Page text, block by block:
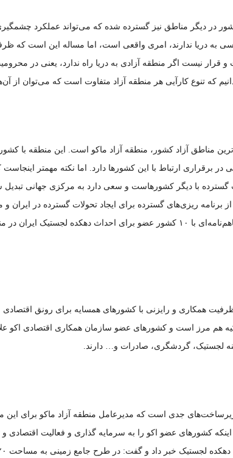
در دیگر مناطق نیز گسترده شده که می‌تواند عملکرد
به دریا ندارند، امری واقعی است، اما مساله این است که
و قرار نیست اگر منطقه آزادی به دریا راه ندارد، یعنی در
که تنوع کارآیی هر منطقه آزاد متفاوت است که می‌توان از
مناطق آزاد کشور، منطقه آزاد ماکو است. این منطقه با
برقراری ارتباط با این کشور‌ها دارد. اما نکته مهمتر
گسترده با دیگر کشورهاست و سعی دارد به مرکزی جهانی تبدیل
برنامه ریزی‌های گسترده برای ایجاد تحولات گسترده در ایران
اردیبهشت ماه سال آینده تفاهم‌نامه‌ای با ۱۰ کشور عضو برای احداث دهکده
هم مرز است و کشور‌های عضو سازمان همکاری اقتصادی اکو
لجستیک، گردشگری، صادرات و… دارند.
زیرساخت‌های جدی است که مدیرعامل منطقه آزاد ماکو برای این
کشور‌های عضو اکو را به سرمایه گذاری و فعالیت اقتصادی و